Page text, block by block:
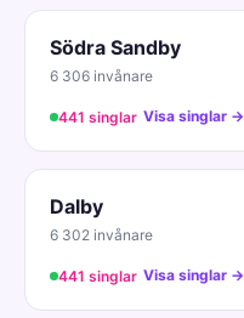
Södra Sandby
6 306 invånare
441 singlar Visa singlar →
Dalby
6 302 invånare
441 singlar Visa singlar →